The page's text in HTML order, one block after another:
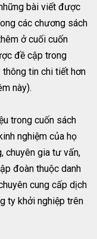
bài viết được
các chương sách
ở cuối cuốn
đề cập trong
tin chi tiết hơn
này).
trong cuốn sách
nghiệm của họ
chuyên gia tư vấn,
đoàn thuộc danh
cung cấp dịch
ty khởi nghiệp trên